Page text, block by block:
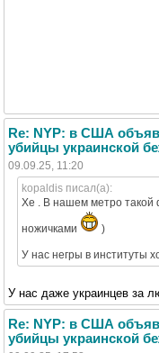
Re: NYP: в США
убийцы украинской
09.09.25, 11:20
kopaldis писал(а):
Хе . В нашем метро такой
ножичками )
У нас негры в институты
У нас даже украинцев за
Re: NYP: в США
убийцы украинской